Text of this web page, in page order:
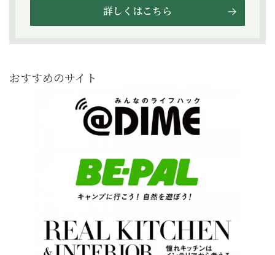
詳しくはこちら
おすすめのサイト